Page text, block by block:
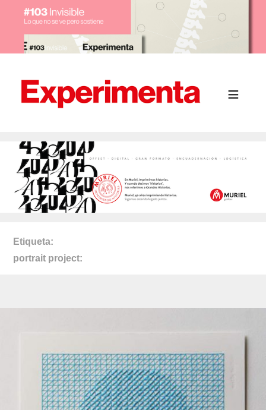
Etiqueta
portrait project